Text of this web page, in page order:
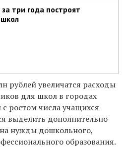
три года построят
рублей увеличатся расходы
для школ в городах
с ростом числа учащихся
выделить дополнительно
нужды дошкольного,
образования.